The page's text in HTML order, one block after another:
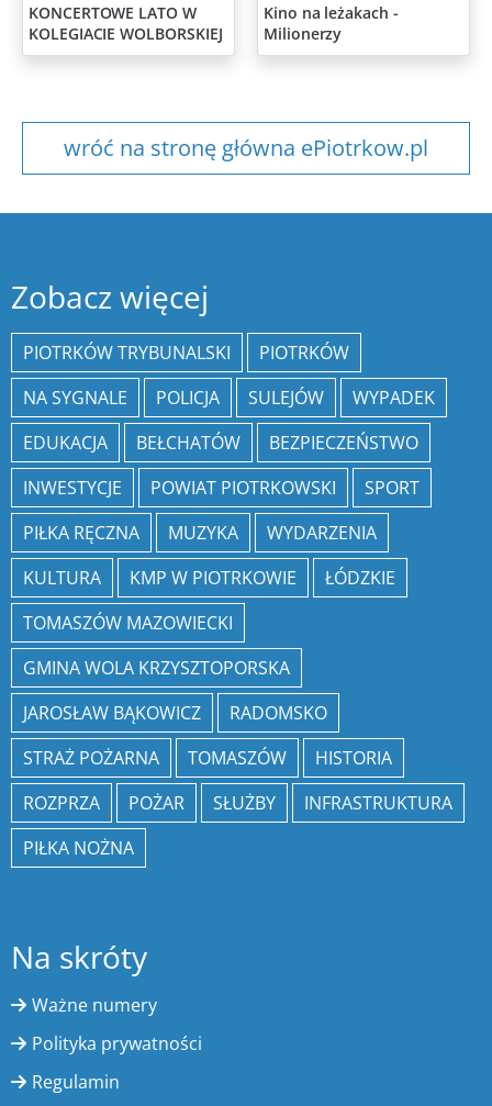
KONCERTOWE LATO W
KOLEGIACIE WOLBORSKIEJ
Kino na leżakach -
Milionerzy
wróć na stronę główna ePiotrkow.pl
Zobacz więcej
PIOTRKÓW TRYBUNALSKI
PIOTRKÓW
NA SYGNALE
POLICJA SULEJÓW
WYPADEK
EDUKACJA
BEŁCHATÓW
BEZPIECZEŃSTWO
INWESTYCJE
POWIAT PIOTRKOWSKI
SPORT
PIŁKA RĘCZNA
MUZYKA
WYDARZENIA
KULTURA
KMP W PIOTRKOWIE
ŁÓDZKIE
TOMASZÓW MAZOWIECKI
GMINA WOLA KRZYSZTOPORSKA
JAROSŁAW BĄKOWICZ
RADOMSKO
STRAŻ POŻARNA
TOMASZÓW
HISTORIA
ROZPRZA
POŻAR SŁUŻBY
INFRASTRUKTURA
PIŁKA NOŻNA
Na skróty
Ważne numery
Polityka prywatności
Regulamin